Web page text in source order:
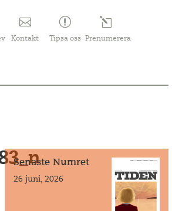
Kontakt Tipsa oss Prenumerera
Senaste Numret
26 juni, 2026